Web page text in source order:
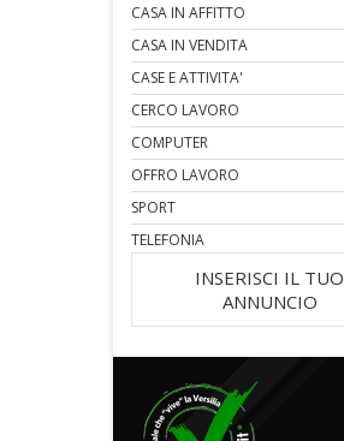
CASA IN AFFITTO
CASA IN VENDITA
CASE E ATTIVITA'
CERCO LAVORO
COMPUTER
OFFRO LAVORO
SPORT
TELEFONIA
INSERISCI IL TUO
ANNUNCIO